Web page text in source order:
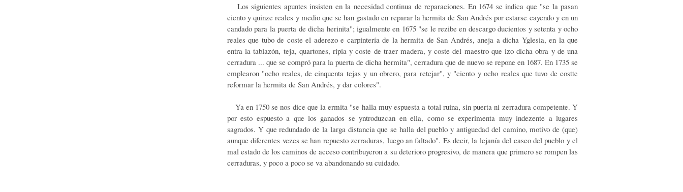
Los siguientes apuntes insisten en la necesidad continua de reparaciones. En 1674 se indica que "se la pasan
ciento y quinze reales y medio que se han gastado en reparar la hermita de San Andrés por estarse cayendo y en un
candado para la puerta de dicha herinita"; igualmente en 1675 "se le rezibe en descargo ducientos y setenta y ocho
reales que tubo de coste el aderezo e carpintería de la hermita de San Andrés, aneja a dicha Yglesia, en la que
entra la tablazón, teja, quartones, ripia y coste de traer madera, y coste del maestro que izo dicha obra y de una
cerradura ... que se compró para la puerta de dicha hermita", cerradura que de nuevo se repone en 1687. En 1735 se
emplearon "ocho reales, de cinquenta tejas y un obrero, para retejar", y "ciento y ocho reales que tuvo de costte
reformar la hermita de San Andrés, y dar colores".
Ya en 1750 se nos dice que la ermita "se halla muy espuesta a total ruina, sin puerta ni zerradura competente. Y
por esto espuesto a que los ganados se yntroduzcan en ella, como se experimenta muy indezente a lugares
sagrados. Y que redundado de la larga distancia que se halla del pueblo y antiguedad del camino, motivo de (que)
aunque diferentes vezes se han repuesto zerraduras, luego an faltado". Es decir, la lejanía del casco del pueblo y el
mal estado de los caminos de acceso contribuyeron a su deterioro progresivo, de manera que primero se rompen las
cerraduras, y poco a poco se va abandonando su cuidado.